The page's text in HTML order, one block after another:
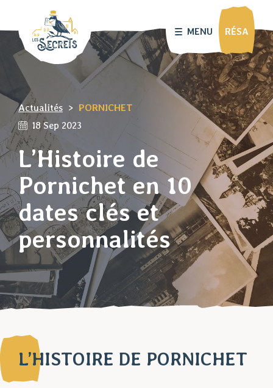
MENU RÉSA
Actualités > PORNICHET
18 Sep 2023
L’Histoire de
Pornichet en 10
dates clés et
personnalités
L’HISTOIRE DE PORNICHET